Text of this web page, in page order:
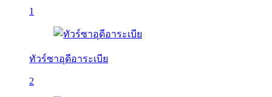
1
ทัวร์ซาอุดีอาระเบีย
2